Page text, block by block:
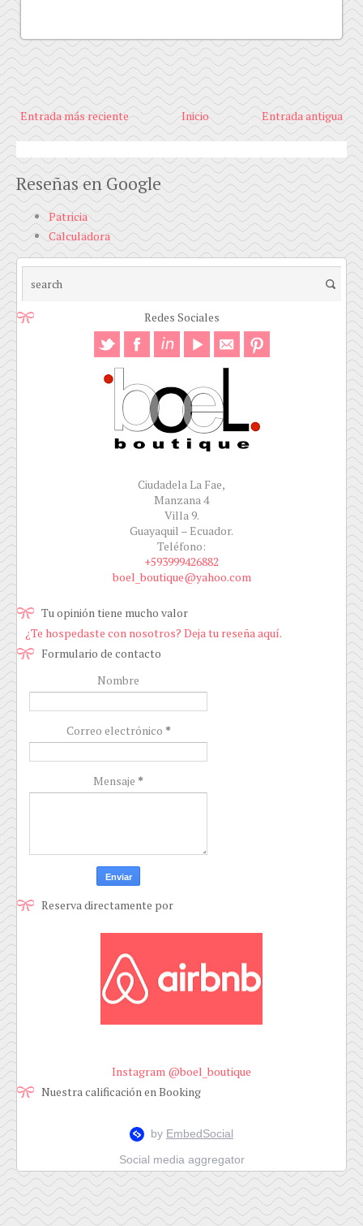
Entrada más reciente Entrada antigua
Inicio
Reseñas en Google
Patricia
Calculadora
Redes Sociales
Ciudadela La Fae,
Manzana 4
Villa 9.
Guayaquil – Ecuador.
Teléfono:
+593999426882
boel_boutique@yahoo.com
Tu opinión tiene mucho valor
¿Te hospedaste con nosotros? Deja tu reseña aquí.
Formulario de contacto
Nombre
Correo electrónico *
Mensaje *
Reserva directamente por
Instagram @boel_boutique
Nuestra calificación en Booking
Social media aggregator